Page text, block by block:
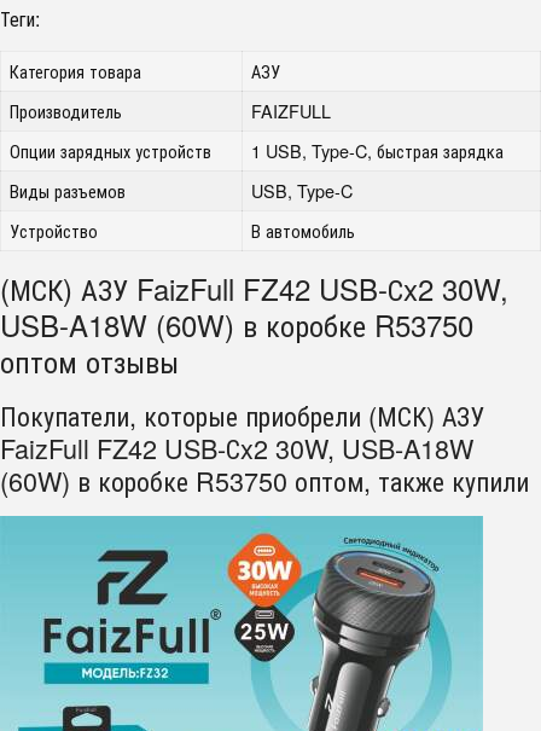
Теги:
Категория товара
АЗУ
Производитель
FAIZFULL
Опции зарядных устройств
1 USB, Type-C, быстрая зарядка
Виды разъемов
USB, Type-C
Устройство
В автомобиль
(МСК) АЗУ FaizFull FZ42 USB-Сx2 30W,
USB-A18W (60W) в коробке R53750
оптом отзывы
Покупатели, которые приобрели (МСК) АЗУ
FaizFull FZ42 USB-Сx2 30W, USB-A18W
(60W) в коробке R53750 оптом, также купили